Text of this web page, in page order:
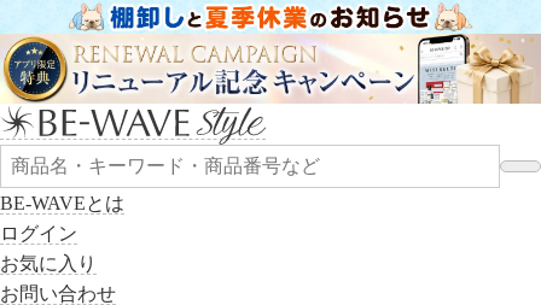
BE-WAVEとは
ログイン
お気に入り
お問い合わせ